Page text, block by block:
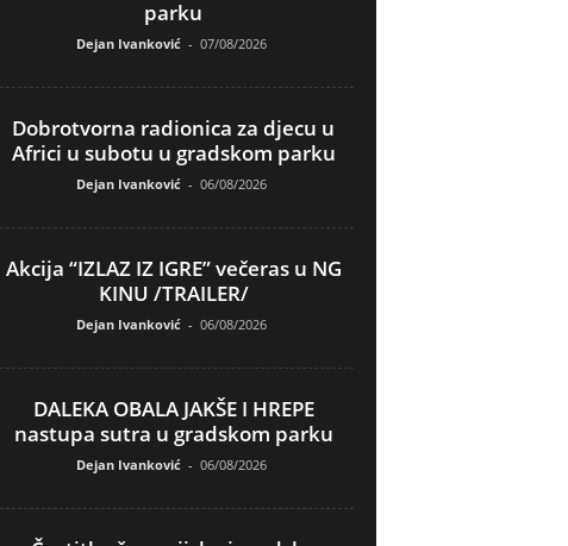
parku
Dejan Ivanković - 07/08/2026
Dobrotvorna radionica za djecu u
Africi u subotu u gradskom parku
Dejan Ivanković - 06/08/2026
Akcija “IZLAZ IZ IGRE” večeras u NG
KINU /TRAILER/
Dejan Ivanković - 06/08/2026
DALEKA OBALA JAKŠE I HREPE
nastupa sutra u gradskom parku
Dejan Ivanković - 06/08/2026